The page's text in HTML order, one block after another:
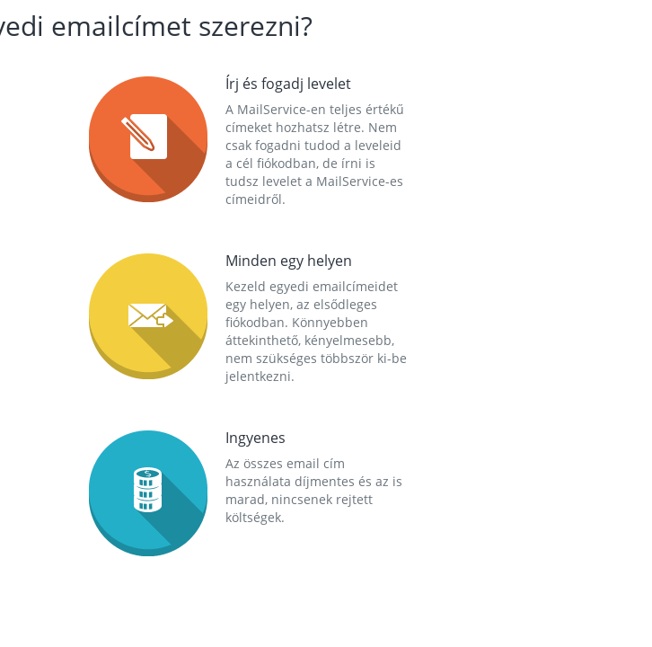
emailcímet szerezni?
Írj és fogadj levelet
A MailService-en teljes értékű
címeket hozhatsz létre. Nem
csak fogadni tudod a leveleid
a cél fiókodban, de írni is
tudsz levelet a MailService-es
címeidről.
Minden egy helyen
Kezeld egyedi emailcímeidet
egy helyen, az elsődleges
fiókodban. Könnyebben
áttekinthető, kényelmesebb,
nem szükséges többször ki-be
jelentkezni.
Ingyenes
Az összes email cím
használata díjmentes és az is
marad, nincsenek rejtett
költségek.